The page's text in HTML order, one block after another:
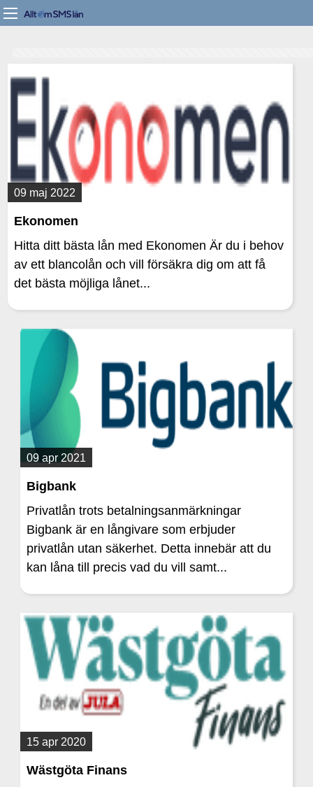
09 maj 2022
Ekonomen
Hitta ditt bästa lån med Ekonomen Är du i behov
av ett blancolån och vill försäkra dig om att få
det bästa möjliga lånet...
09 apr 2021
Bigbank
Privatlån trots betalningsanmärkningar
Bigbank är en långivare som erbjuder
privatlån utan säkerhet. Detta innebär att du
kan låna till precis vad du vill samt...
15 apr 2020
Wästgöta Finans